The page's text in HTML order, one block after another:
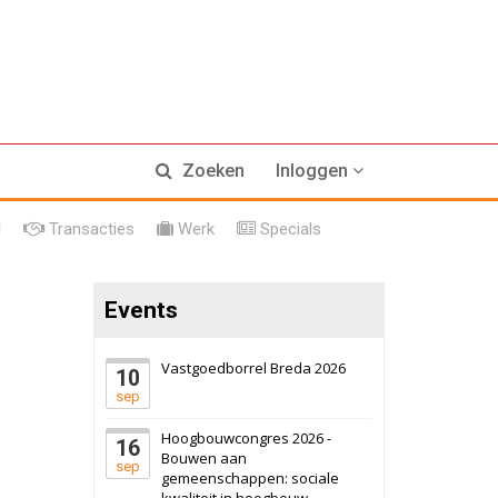
Zoeken Inloggen
Transacties Werk Specials
Events
10
sep
Vastgoedborrel Breda 2026
16
sep
Hoogbouwcongres 2026 -
Bouwen aan
gemeenschappen: sociale
17 september 2026
Voormalig
politiebureau
6 oktober 2026 Transformatieobject